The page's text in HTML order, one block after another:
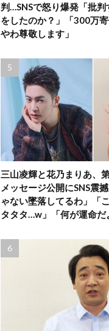
判…SNSで怒り爆発「批
をしたのか？」「300万
やわ尊敬します」
三山凌輝と花乃まりあ、
メッセージ公開にSNS震
ゃない墜落してるわ」「
タタタ…w」「何が運命だ